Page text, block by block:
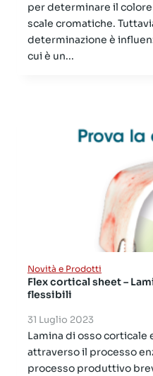
per determinare il
scale cromatiche.
determinazione è
cui è un...
Novità e Prodotti
Flex cortical sheet –
flessibili
31 Luglio 2023
Lamina di osso corticale
attraverso il processo
processo produttivo